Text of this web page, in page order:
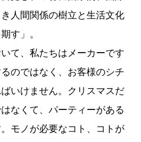
人間関係の樹立と生活文化
す」。
て、私たちはメーカーです
のではなく、お客様のシチ
いけません。クリスマスだ
なくて、パーティーがある
モノが必要なコト、コトが